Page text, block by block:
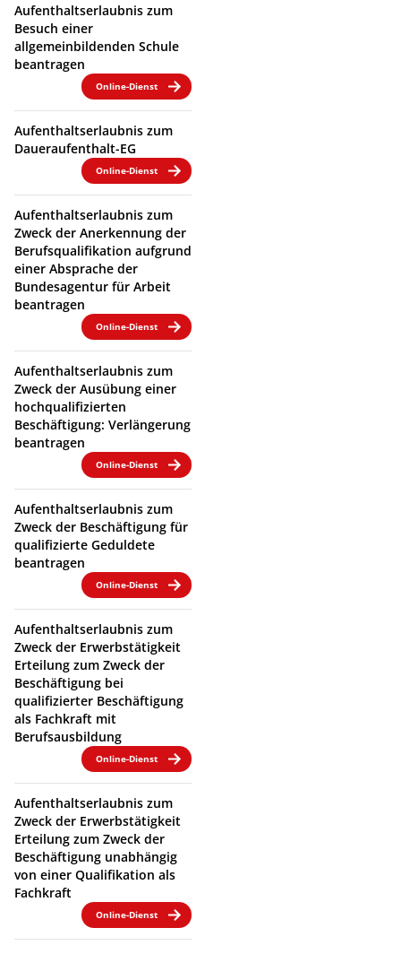
Aufenthaltserlaubnis zum
Besuch einer
allgemeinbildenden Schule
beantragen
Online-Dienst
Aufenthaltserlaubnis zum
Daueraufenthalt-EG
Online-Dienst
Aufenthaltserlaubnis zum
Zweck der Anerkennung der
Berufsqualifikation aufgrund
einer Absprache der
Bundesagentur für Arbeit
beantragen
Online-Dienst
Aufenthaltserlaubnis zum
Zweck der Ausübung einer
hochqualifizierten
Beschäftigung: Verlängerung
beantragen
Online-Dienst
Aufenthaltserlaubnis zum
Zweck der Beschäftigung für
qualifizierte Geduldete
beantragen
Online-Dienst
Aufenthaltserlaubnis zum
Zweck der Erwerbstätigkeit
Erteilung zum Zweck der
Beschäftigung bei
qualifizierter Beschäftigung
als Fachkraft mit
Berufsausbildung
Online-Dienst
Aufenthaltserlaubnis zum
Zweck der Erwerbstätigkeit
Erteilung zum Zweck der
Beschäftigung unabhängig
von einer Qualifikation als
Fachkraft
Online-Dienst